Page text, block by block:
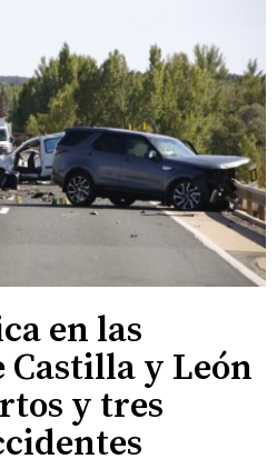
en las
Castilla y León
y tres